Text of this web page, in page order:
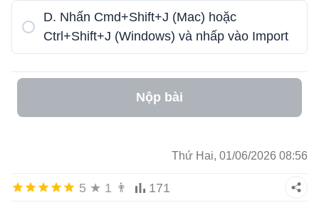
D. Nhấn Cmd+Shift+J (Mac) hoặc
Ctrl+Shift+J (Windows) và nhấp vào Import
Nộp bài
Thứ Hai, 01/06/2026 08:56
5 ★ 1 👨 171